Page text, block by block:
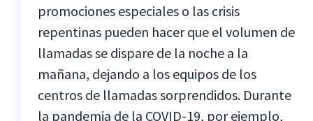
promociones especiales o las crisis
repentinas pueden hacer que el volumen de
llamadas se dispare de la noche a la
mañana, dejando a los equipos de los
centros de llamadas sorprendidos. Durante
la pandemia de la COVID-19, por ejemplo,